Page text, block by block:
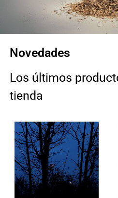
Novedades
Los últimos
tienda